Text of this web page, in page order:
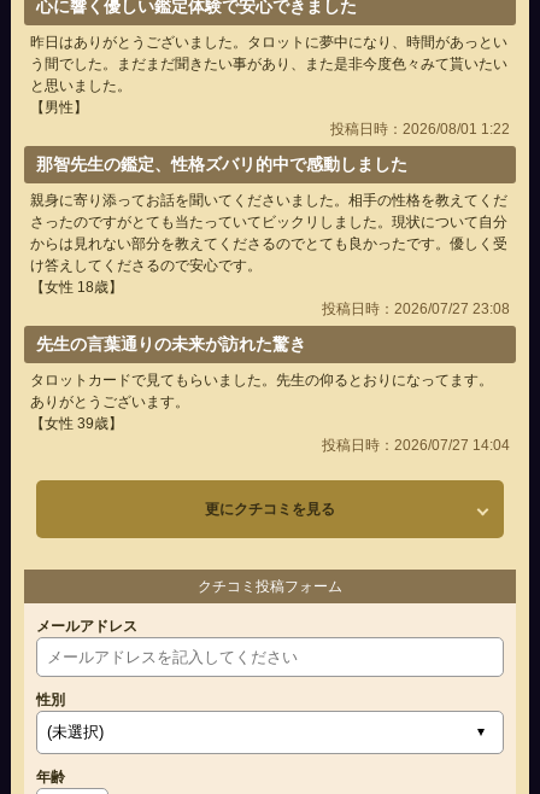
心に響く優しい鑑定体験で安心できました
昨日はありがとうございました。タロットに夢中になり、時間があっとい
う間でした。まだまだ聞きたい事があり、また是非今度色々みて貰いたい
と思いました。
【男性】
投稿日時：2026/08/01 1:22
那智先生の鑑定、性格ズバリ的中で感動しました
親身に寄り添ってお話を聞いてくださいました。相手の性格を教えてくだ
さったのですがとても当たっていてビックリしました。現状について自分
からは見れない部分を教えてくださるのでとても良かったです。優しく受
け答えしてくださるので安心です。
【女性 18歳】
投稿日時：2026/07/27 23:08
先生の言葉通りの未来が訪れた驚き
タロットカードで見てもらいました。先生の仰るとおりになってます。
ありがとうございます。
【女性 39歳】
投稿日時：2026/07/27 14:04
更にクチコミを見る
クチコミ投稿フォーム
メールアドレス
性別
年齢